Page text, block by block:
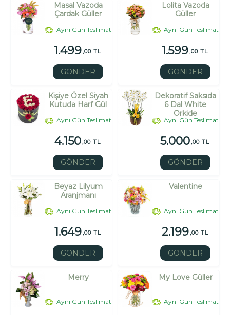
Masal Vazoda
Çardak Güller
Aynı Gün Teslimat
1.499,00 TL
GÖNDER
Lolita Vazoda
Güller
Aynı Gün Teslimat
1.599,00 TL
GÖNDER
Kişiye Özel Siyah
Kutuda Harf Gül
Aynı Gün Teslimat
4.150,00 TL
GÖNDER
Dekoratif Saksıda
6 Dal White
Orkide
Aynı Gün Teslimat
5.000,00 TL
GÖNDER
Beyaz Lilyum
Aranjmanı
Aynı Gün Teslimat
1.649,00 TL
GÖNDER
Valentine
Aynı Gün Teslimat
2.199,00 TL
GÖNDER
Merry
Aynı Gün Teslimat
My Love Güller
Aynı Gün Teslimat